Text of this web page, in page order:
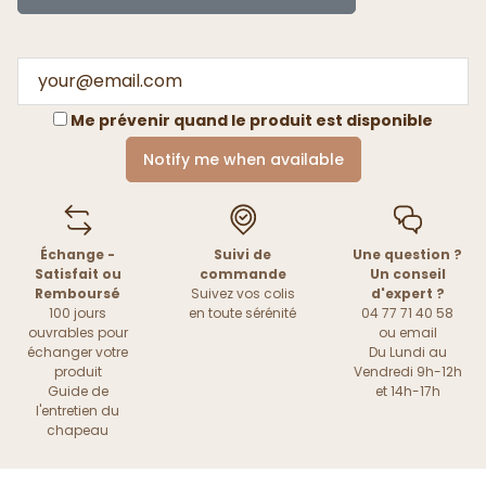
Me prévenir quand le produit est disponible
Notify me when available
Échange -
Satisfait ou
Remboursé
100 jours
ouvrables pour
échanger votre
produit
Guide de
l'entretien du
chapeau
Suivi de
commande
Suivez vos colis
en toute sérénité
Une question ?
Un conseil
d'expert ?
04 77 71 40 58
ou email
Du Lundi au
Vendredi 9h-12h
et 14h-17h